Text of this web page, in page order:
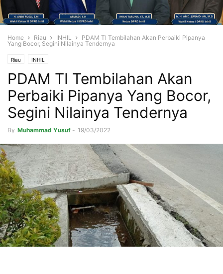
Home Riau INHIL
PDAM TI Tembilahan Akan Perbaiki Pipanya
Yang Bocor, Segini Nilainya Tendernya
Riau INHIL
PDAM TI Tembilahan Akan
Perbaiki Pipanya Yang Bocor,
Segini Nilainya Tendernya
By Muhammad Yusuf - 19/03/2022